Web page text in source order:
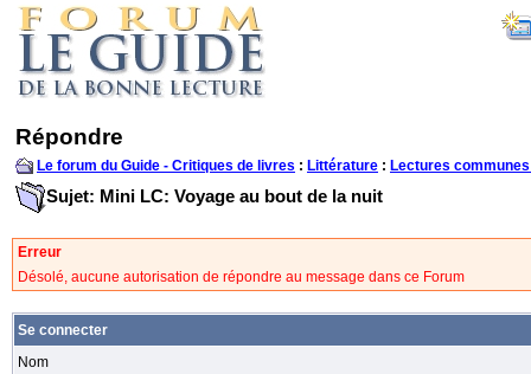
Répondre
Le forum du Guide - Critiques de livres : Littérature : Lectures
Sujet: Mini LC: Voyage au bout de la nuit
Erreur
Désolé, aucune autorisation de répondre au message dans ce Forum
Se connecter
Nom